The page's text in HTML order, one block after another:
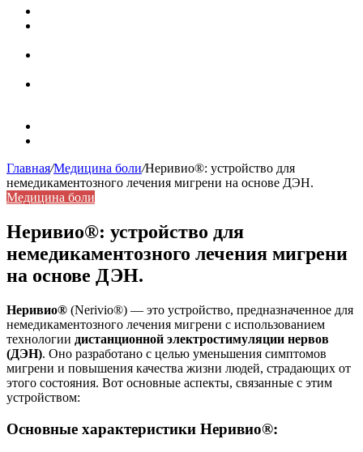
Главная/Медицина боли/Неривио®: устройство для
немедикаментозного лечения мигрени на основе ДЭН.
Медицина боли
Неривио®: устройство для
немедикаментозного лечения мигрени
на основе ДЭН.
Неривио® (Nerivio®) — это устройство, предназначенное для
немедикаментозного лечения мигрени с использованием
технологии дистанционной электростимуляции нервов
(ДЭН). Оно разработано с целью уменьшения симптомов
мигрени и повышения качества жизни людей, страдающих от
этого состояния. Вот основные аспекты, связанные с этим
устройством:
Основные характеристики Неривио®: